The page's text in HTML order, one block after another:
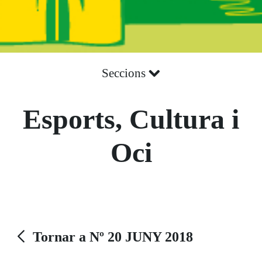
Seccions
Esports, Cultura i
Oci
Tornar a Nº 20 JUNY 2018